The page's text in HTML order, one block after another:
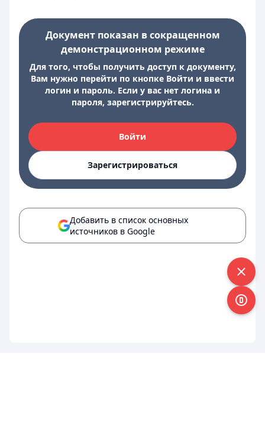
Документ показан в сокращенном
демонстрационном режиме
Для того, чтобы получить доступ к документу,
Вам нужно перейти по кнопке Войти и ввести
логин и пароль. Если у вас нет логина и
пароля, зарегистрируйтесь.
Войти
Зарегистрироваться
Добавить в список основных
источников в Google